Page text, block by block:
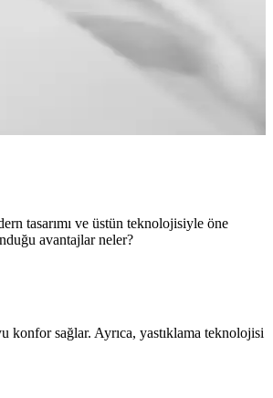
tasarımı ve üstün teknolojisiyle öne
avantajlar neler?
konfor sağlar. Ayrıca, yastıklama teknolojisi